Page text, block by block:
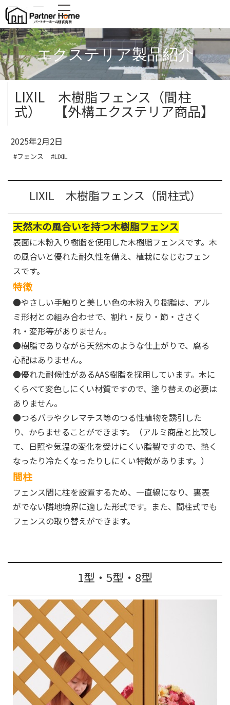
MENU
エクステリア製品紹介
LIXIL 木樹脂フェンス（間柱
式） 【外構エクステリア商品】
2025年2月2日
#フェンス #LIXIL
LIXIL 木樹脂フェンス（間柱式）
天然木の風合いを持つ木樹脂フェンス
表面に木粉入り樹脂を使用した木樹脂フェンスです。木
の風合いと優れた耐久性を備え、植栽になじむフェン
スです。
特徴
●やさしい手触りと美しい色の木粉入り樹脂は、アル
ミ形材との組み合わせで、割れ・反り・節・ささく
れ・変形等がありません。
●樹脂でありながら天然木のような仕上がりで、腐る
心配はありません。
●優れた耐候性があるAAS樹脂を採用しています。木に
くらべて変色しにくい材質ですので、塗り替えの必要は
ありません。
●つるバラやクレマチス等のつる性植物を誘引した
り、からませることができます。（アルミ商品と比較し
て、日照や気温の変化を受けにくい脂製ですので、熱く
なったり冷たくなったりしにくい特徴があります。）
間柱
フェンス間に柱を設置するため、一直線になり、裏表
がでない隣地境界に適した形式です。また、間柱式でも
フェンスの取り替えができます。
1型・5型・8型